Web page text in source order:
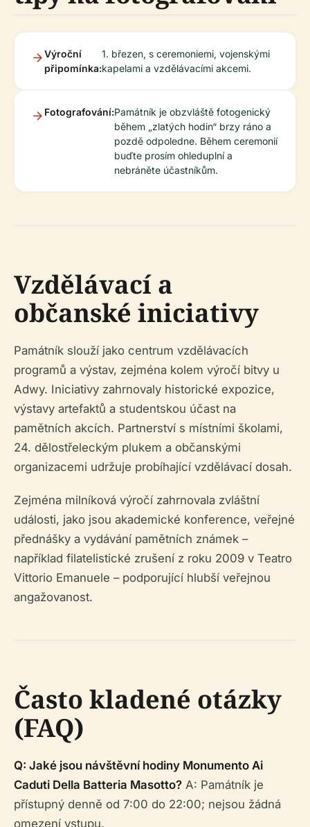
Výroční
připomínka:
1. březen, s ceremoniemi, vojenskými
kapelami a vzdělávacími akcemi.
Fotografování:Památník je obzvláště fotogenický
během „zlatých hodin“ brzy ráno a
pozdě odpoledne. Během ceremonií
buďte prosím ohleduplní a
nebráněte účastníkům.
Vzdělávací a
občanské iniciativy
Památník slouží jako centrum vzdělávacích
programů a výstav, zejména kolem výročí bitvy u
Adwy. Iniciativy zahrnovaly historické expozice,
výstavy artefaktů a studentskou účast na
pamětních akcích. Partnerství s místními školami,
24. dělostřeleckým plukem a občanskými
organizacemi udržuje probíhající vzdělávací dosah.
Zejména milníková výročí zahrnovala zvláštní
události, jako jsou akademické konference, veřejné
přednášky a vydávání pamětních známek –
například filatelistické zrušení z roku 2009 v Teatro
Vittorio Emanuele – podporující hlubší veřejnou
angažovanost.
Často kladené otázky
(FAQ)
Q: Jaké jsou návštěvní hodiny Monumento Ai
Caduti Della Batteria Masotto? A: Památník je
přístupný denně od 7:00 do 22:00; nejsou žádná
omezení vstupu.